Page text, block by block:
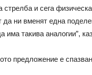
и сега
ни вменят една
има такива аналогии”,
предложение е